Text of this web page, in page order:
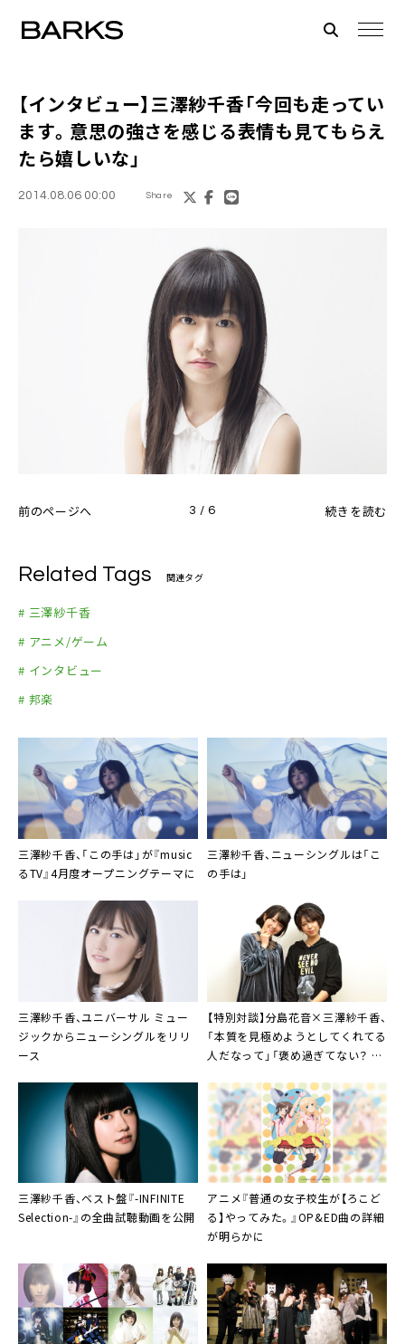
【インタビュー】 三澤紗千香「今回も走ってい
ます。意思の強さを感じる表情も見てもらえ
たら嬉しいな」
2014.08.06 00:00 Share
前のページへ 3 / 6 続きを読む
Related Tags 関連タグ
# 三澤紗千香
# アニメ/ゲーム
# インタビュー
# 邦楽
三澤紗千香、「この手は」が『music
るTV』4月度オープニングテーマに
三澤紗千香、ニューシングルは「こ
の手は」
三澤紗千香、ユニバーサル ミュー
ジックからニューシングルをリリ
ース
【特別対談】分島花音× 三澤紗千香、
「本質を見極めようとしてくれてる
人だなって」「褒め過ぎてない？ ホ
三澤紗千香、ベスト盤『-INFINITE
Selection-』の全曲試聴動画を公開
アニメ『普通の女子校生が【ろこど
る】やってみた。』OP&ED曲の詳細
が明らかに